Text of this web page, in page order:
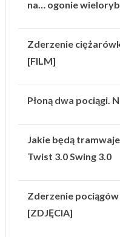
na… ogonie
Zderzenie
[FILM]
Płoną dwa pociągi.
Jakie będą
Twist 3.0 Swing 3.0
Zderzenie pociągów
[ZDJĘCIA]